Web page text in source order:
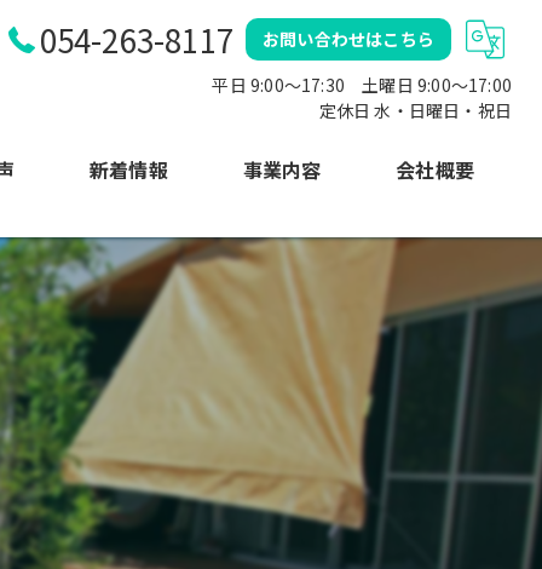
054-263-8117
お問い合わせはこちら
平日 9:00～17:30 土曜日 9:00〜17:00
定休日 水・日曜日・祝日
新着情報 事業内容 会社概要